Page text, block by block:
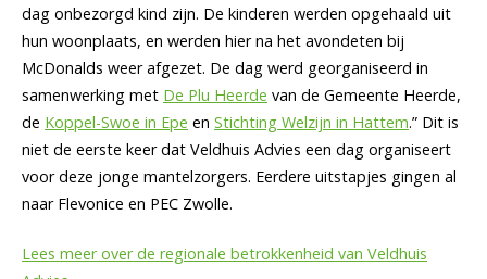
dag onbezorgd kind zijn. De kinderen werden opgehaald uit
hun woonplaats, en werden hier na het avondeten bij
McDonalds weer afgezet. De dag werd georganiseerd in
samenwerking met De Plu Heerde van de Gemeente Heerde,
de Koppel-Swoe in Epe en Stichting Welzijn in Hattem.” Dit is
niet de eerste keer dat Veldhuis Advies een dag organiseert
voor deze jonge mantelzorgers. Eerdere uitstapjes gingen al
naar Flevonice en PEC Zwolle.
Lees meer over de regionale betrokkenheid van Veldhuis